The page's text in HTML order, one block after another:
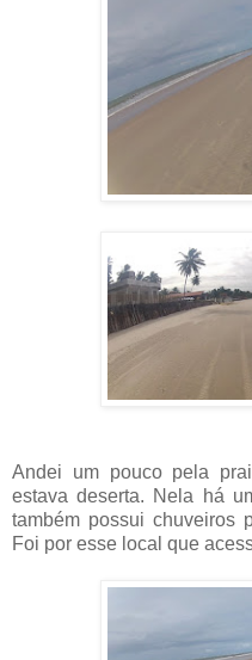
Andei um pouco pela
estava deserta. Nela há
também possui chuveiros
Foi por esse local que